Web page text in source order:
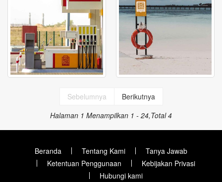
Sebelumnya
Berikutnya
Halaman 1 Menampilkan 1 - 24,Total 4
Beranda Tentang Kami
Tanya Jawab
Ketentuan Penggunaan
Kebijakan Privasi
Hubungi kami